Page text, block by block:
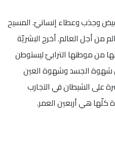
وجذب وعطاء إنسانيّ. المسيح
من أجل العالم. أخرج البشريّة
من موطنها الترابيّ ليستوطن
شهوة الجسد وشهوة العين
على الشيطان في التجارب
كلّها هي أربعين العمر.